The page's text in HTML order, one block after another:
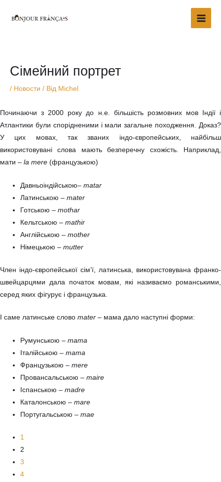
Main
Сімейний портрет
/ Новости / Від Michel
Починаючи з 2000 року до н.е. більшість розмовних мов Індії і
Атлантики були спорідненими і мали загальне походження. Доказ?
У цих мовах, так званих індо-європейських, найбільш
використовувані слова мають безперечну схожість. Наприклад,
мати – la mere (французькою)
Давньоіндійською–matar
Латинською –mater
Готською –mothar
Кельтською –mathir
Англійською –mother
Німецькою –mutter
Член індо-європейської сім’ї, латинська, використовувана франко-
швейцарцями дала початок мовам, які називаємо романськими,
серед яких фігурує і французька.
І саме латинське слово mater – мама дало наступні форми:
Румунською –mama
Італійською –mama
Французькою –mere
Провансальською –maire
Іспанською –madre
Каталонською –mare
Португальською –mae
1
2
3
4
запису